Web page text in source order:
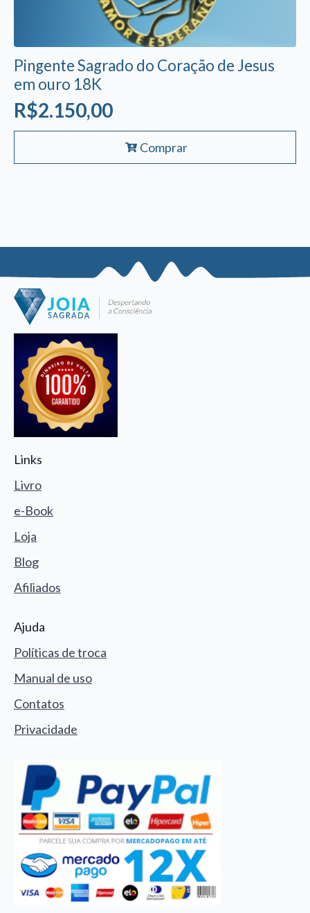
Pingente Sagrado do Coração de Jesus
em ouro 18K
R$2.150,00
Comprar
Links
Livro
e-Book
Loja
Blog
Afiliados
Ajuda
Políticas de troca
Manual de uso
Contatos
Privacidade